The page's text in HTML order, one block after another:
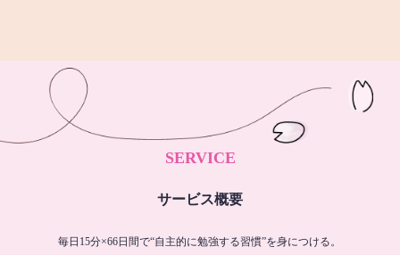
SERVICE
サービス概要
毎日15分×66日間で“自主的に勉強する習慣”を身につける。